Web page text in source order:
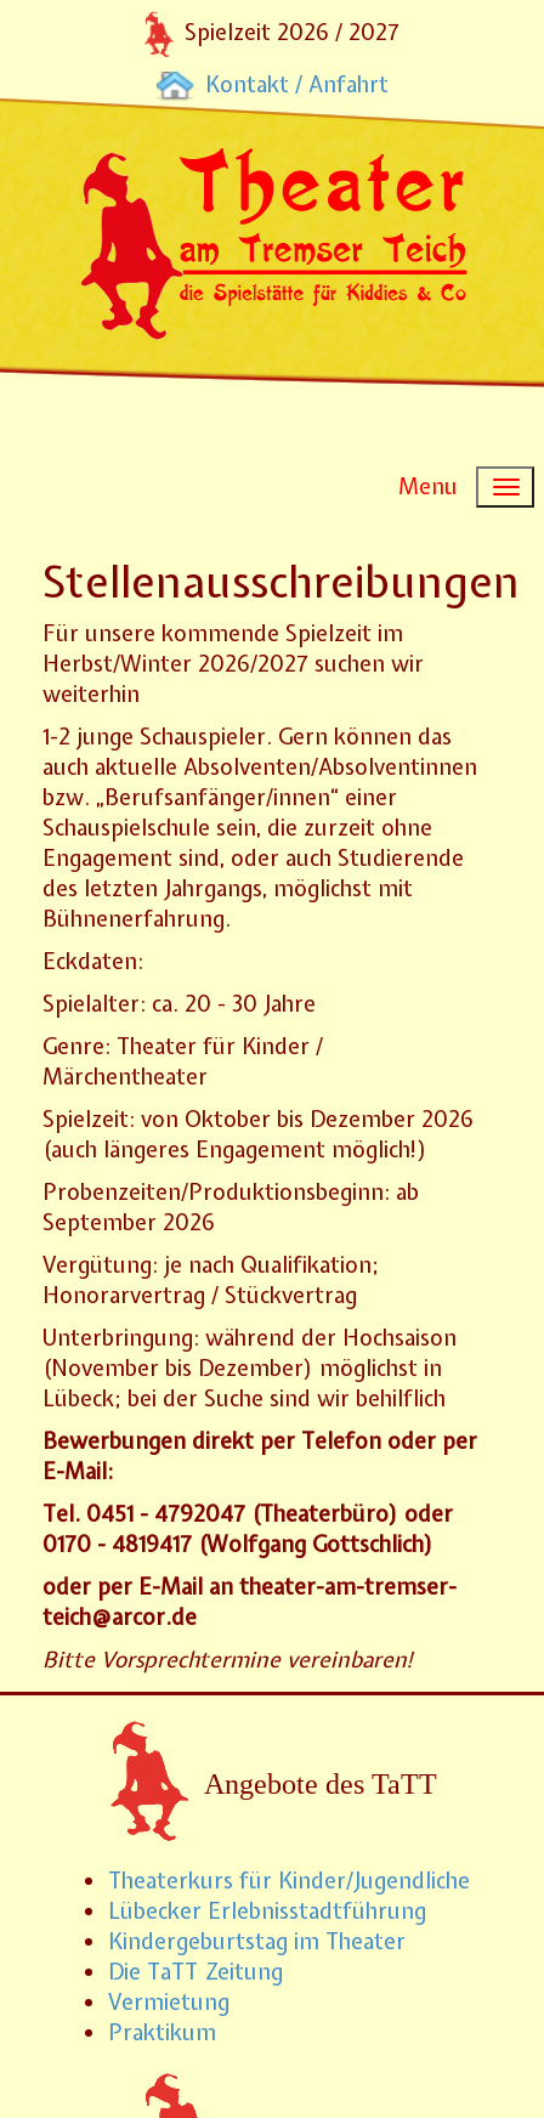
Spielzeit 2026 / 2027
Kontakt / Anfahrt
Menu
Stellenausschreibungen
Für unsere kommende Spielzeit im
Herbst/Winter 2026/2027 suchen wir
weiterhin
1-2 junge Schauspieler. Gern können das
auch aktuelle Absolventen/Absolventinnen
bzw. „Berufsanfänger/innen“ einer
Schauspielschule sein, die zurzeit ohne
Engagement sind, oder auch Studierende
des letzten Jahrgangs, möglichst mit
Bühnenerfahrung.
Eckdaten:
Spielalter: ca. 20 - 30 Jahre
Genre: Theater für Kinder /
Märchentheater
Spielzeit: von Oktober bis Dezember 2026
(auch längeres Engagement möglich!)
Probenzeiten/Produktionsbeginn: ab
September 2026
Vergütung: je nach Qualifikation;
Honorarvertrag / Stückvertrag
Unterbringung: während der Hochsaison
(November bis Dezember) möglichst in
Lübeck; bei der Suche sind wir behilflich
Bewerbungen direkt per Telefon oder per
E-Mail:
Tel. 0451 - 4792047 (Theaterbüro) oder
0170 - 4819417 (Wolfgang Gottschlich)
oder per E-Mail an theater-am-tremser-
teich@arcor.de
Bitte Vorsprechtermine vereinbaren!
Angebote des TaTT
Theaterkurs für Kinder/Jugendliche
Lübecker Erlebnisstadtführung
Kindergeburtstag im Theater
Die TaTT Zeitung
Vermietung
Praktikum